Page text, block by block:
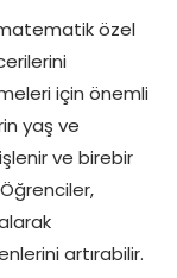
özel
için önemli
yaş ve
ve birebir
artırabilir.